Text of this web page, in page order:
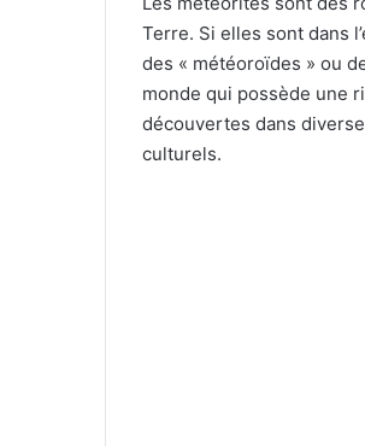
Terre. Si elles sont dans
des « météoroïdes » ou
monde qui possède une
découvertes dans
culturels.